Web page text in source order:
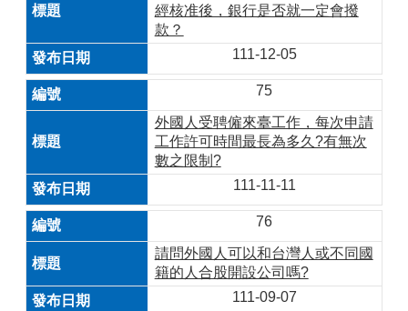
經核准後，銀行是否就一定會撥
款？
111-12-05
75
外國人受聘僱來臺工作，每次申請
工作許可時間最長為多久?有無次
數之限制?
111-11-11
76
請問外國人可以和台灣人或不同國
籍的人合股開設公司嗎?
111-09-07